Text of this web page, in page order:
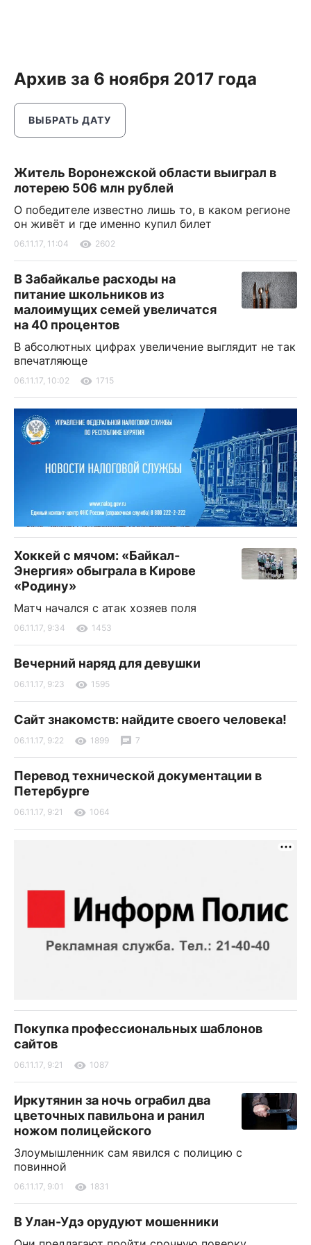
Архив за 6 ноября 2017 года
ВЫБРАТЬ ДАТУ
Житель Воронежской области выиграл в
лотерею 506 млн рублей
О победителе известно лишь то, в каком регионе
он живёт и где именно купил билет
06.11.17, 11:04 2602
В Забайкалье расходы на
питание школьников из
малоимущих семей увеличатся
на 40 процентов
В абсолютных цифрах увеличение выглядит не так
впечатляюще
06.11.17, 10:02 1715
Хоккей с мячом: «Байкал-
Энергия» обыграла в Кирове
«Родину»
Матч начался с атак хозяев поля
06.11.17, 9:34 1453
Вечерний наряд для девушки
06.11.17, 9:23 1595
Сайт знакомств: найдите своего человека!
06.11.17, 9:22 1899 7
Перевод технической документации в
Петербурге
06.11.17, 9:21 1064
Покупка профессиональных шаблонов
сайтов
06.11.17, 9:21 1087
Иркутянин за ночь ограбил два
цветочных павильона и ранил
ножом полицейского
Злоумышленник сам явился с полицию с
повинной
06.11.17, 9:01 1831
В Улан-Удэ орудуют мошенники